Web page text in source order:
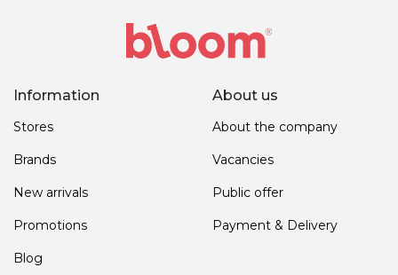
Information
Stores
Brands
New arrivals
Promotions
Blog
About us
About the company
Vacancies
Public offer
Payment & Delivery